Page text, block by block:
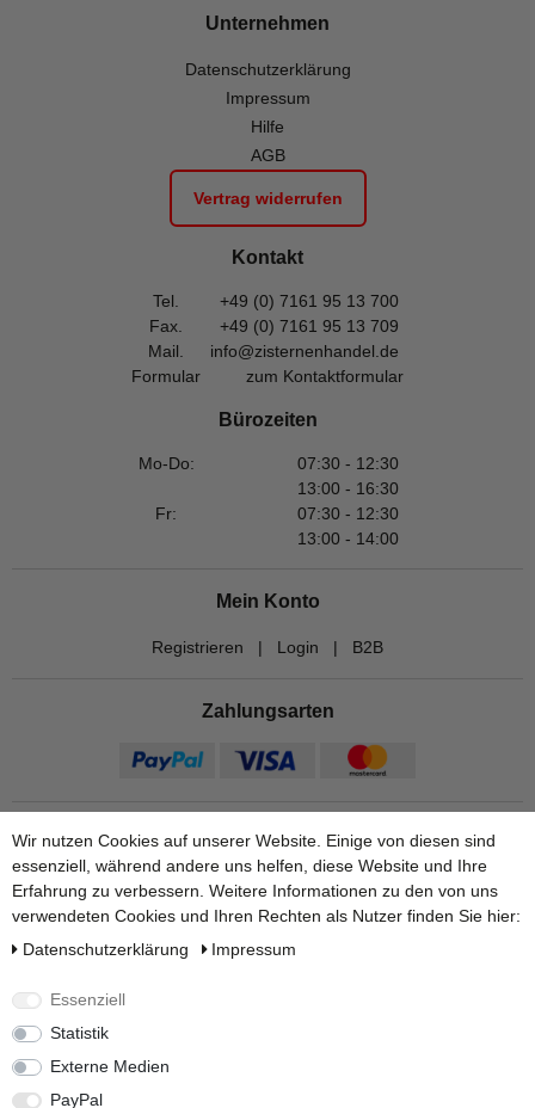
Unternehmen
Datenschutzerklärung
Impressum
Hilfe
AGB
Vertrag widerrufen
Kontakt
Tel.
+49 (0) 7161 95 13 700
Fax.
+49 (0) 7161 95 13 709
Mail.
info@zisternenhandel.de
Formular
zum Kontaktformular
Bürozeiten
Mo-Do:
07:30 - 12:30
13:00 - 16:30
Fr:
07:30 - 12:30
13:00 - 14:00
Mein Konto
Registrieren | Login | B2B
Zahlungsarten
Versandarten
Weitere Informationen finden Sie auf unseren Ratgeber Seiten:
Zum Regenwasserpumpe Ratgeber.
Wir nutzen Cookies auf unserer Website. Einige von diesen sind
essenziell, während andere uns helfen, diese Website und Ihre
Erfahrung zu verbessern. Weitere Informationen zu den von uns
verwendeten Cookies und Ihren Rechten als Nutzer finden Sie hier:
Daten­schutz­erklärung
Impressum
Essenziell
Statistik
Externe Medien
PayPal